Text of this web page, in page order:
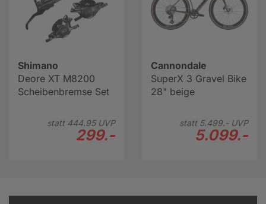
Shimano
Deore XT M8200
Scheibenbremse Set
statt 444.95UVP
299.-
Cannondale
SuperX 3 Gravel Bike
28" beige
statt 5.499.-UVP
5.099.-